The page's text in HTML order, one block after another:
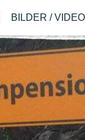
BILDER /